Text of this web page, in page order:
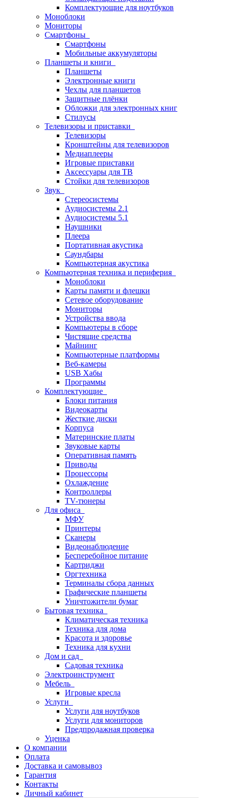
Комплектующие для ноутбуков
Моноблоки
Мониторы
Смартфоны
Смартфоны
Мобильные аккумуляторы
Планшеты и книги
Планшеты
Электронные книги
Чехлы для планшетов
Защитные плёнки
Обложки для электронных книг
Стилусы
Телевизоры и приставки
Телевизоры
Кронштейны для телевизоров
Медиаплееры
Игровые приставки
Аксессуары для ТВ
Стойки для телевизоров
Звук
Стереосистемы
Аудиосистемы 2.1
Аудиосистемы 5.1
Наушники
Плеера
Портативная акустика
Саундбары
Компьютерная акустика
Компьютерная техника и периферия
Моноблоки
Карты памяти и флешки
Сетевое оборудование
Мониторы
Устройства ввода
Компьютеры в сборе
Чистящие средства
Майнинг
Компьютерные платформы
Веб-камеры
USB Хабы
Программы
Комплектующие
Блоки питания
Видеокарты
Жесткие диски
Корпуса
Материнские платы
Звуковые карты
Оперативная память
Приводы
Процессоры
Охлаждение
Контроллеры
TV-тюнеры
Для офиса
МФУ
Принтеры
Сканеры
Видеонаблюдение
Бесперебойное питание
Картриджи
Оргтехника
Терминалы сбора данных
Графические планшеты
Уничтожители бумаг
Бытовая техника
Климатическая техника
Техника для дома
Красота и здоровье
Техника для кухни
Дом и сад
Садовая техника
Электроинструмент
Мебель
Игровые кресла
Услуги
Услуги для ноутбуков
Услуги для мониторов
Предпродажная проверка
Уценка
О компании
Оплата
Доставка и самовывоз
Гарантия
Контакты
Личный кабинет